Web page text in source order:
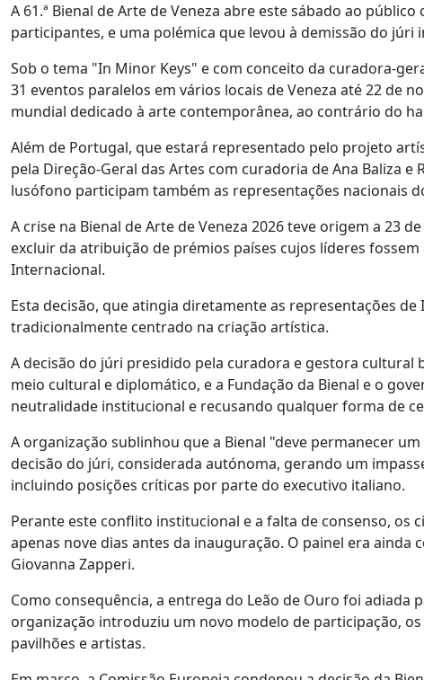
A 61.ª Bienal de Arte de Veneza abre este sábado ao
participantes, e uma polémica que levou à demissão do
Sob o tema "In Minor Keys" e com conceito da curadora-
31 eventos paralelos em vários locais de Veneza até 22 de
mundial dedicado à arte contemporânea, ao contrário do
Além de Portugal, que estará representado pelo projeto
pela Direção-Geral das Artes com curadoria de Ana Baliza
lusófono participam também as representações nacionais
A crise na Bienal de Arte de Veneza 2026 teve origem a 23
excluir da atribuição de prémios países cujos líderes
Internacional.
Esta decisão, que atingia diretamente as representações
tradicionalmente centrado na criação artística.
A decisão do júri presidido pela curadora e gestora cultural
meio cultural e diplomático, e a Fundação da Bienal e o
neutralidade institucional e recusando qualquer forma de
A organização sublinhou que a Bienal "deve permanecer
decisão do júri, considerada autónoma, gerando um
incluindo posições críticas por parte do executivo italiano.
Perante este conflito institucional e a falta de consenso, os
apenas nove dias antes da inauguração. O painel era
Giovanna Zapperi.
Como consequência, a entrega do Leão de Ouro foi adiada
organização introduziu um novo modelo de participação,
pavilhões e artistas.